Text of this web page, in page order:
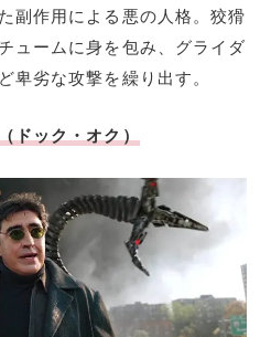
副作用による悪の人格。狡猾
ュームに身を包み、グライダ
卑劣な攻撃を繰り出す。
ドック・オク）